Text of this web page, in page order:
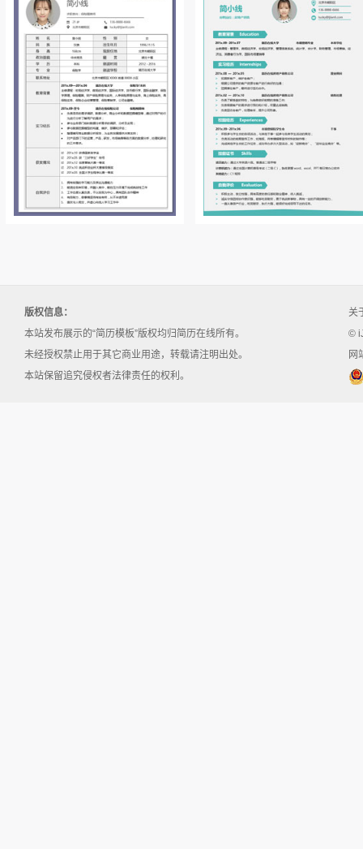
版权信息：
本站发布展示的“简历模板”版权均归简历在线所有。
未经授权禁止用于其它商业用途，转载请注明出处。
本站保留追究侵权者法律责任的权利。
关
©
网